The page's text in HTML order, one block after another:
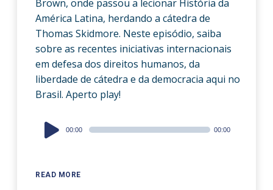
Brown, onde passou a lecionar História da
América Latina, herdando a cátedra de
Thomas Skidmore. Neste episódio, saiba
sobre as recentes iniciativas internacionais
em defesa dos direitos humanos, da
liberdade de cátedra e da democracia aqui no
Brasil. Aperto play!
READ MORE
Audio
Player
00:00 00:00